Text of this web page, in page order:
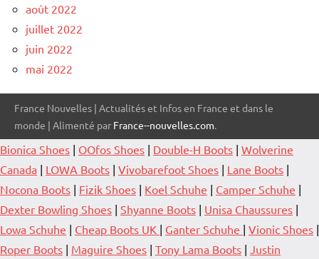
août 2022
juillet 2022
juin 2022
mai 2022
France Nouvelles | Actualités et Infos en France et dans le
monde | Alimenté par France--nouvelles.com.
Bionica Shoes | OOfos Shoes | Double-H Boots | Wolverine
Canada | LOWA Boots | Vivobarefoot Shoes | Lane Boots |
Nocona Boots | Fizik Shoes | Koel Schuhe | Camper Schuhe |
Dexter Bowling Shoes | Shyanne Boots | Unisa Chaussures |
Lowa Schuhe | Cheap Boots UK | Ganter Schuhe | Vionic Shoes |
Roper Boots | Maguire Shoes | Tony Lama Boots | Justin